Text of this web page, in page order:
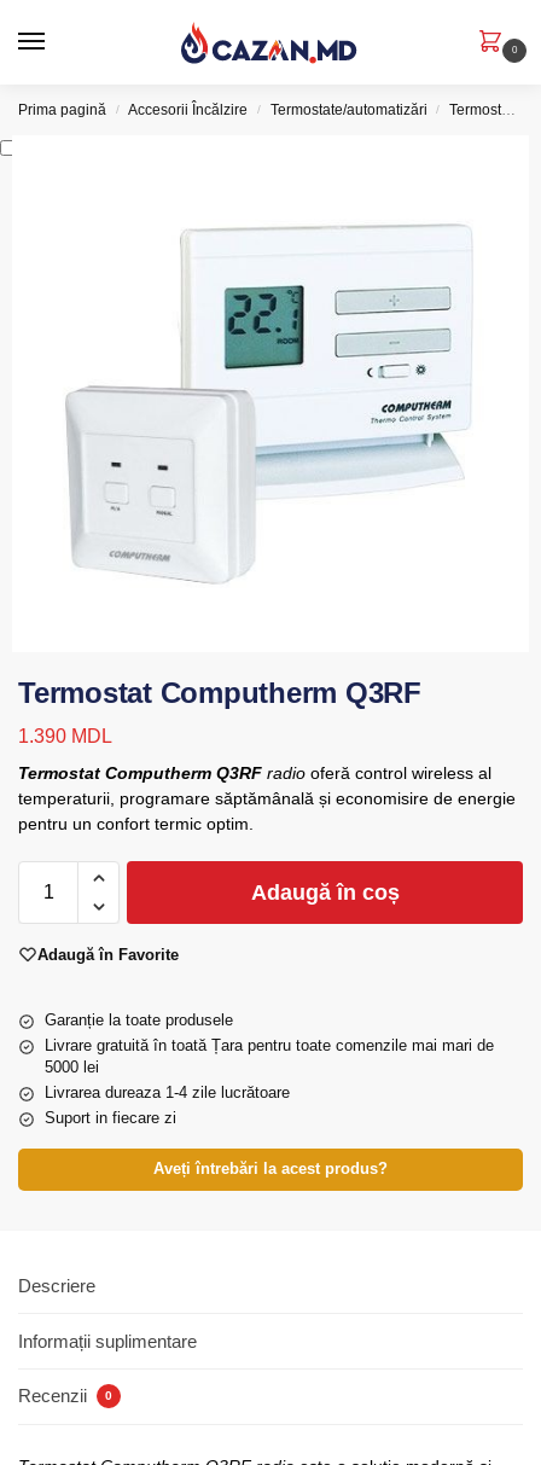
0
Prima pagină / Accesorii Încălzire / Termostate/automatizări / Termostate de ambient
Termostat Computherm Q3RF
1.390 MDL
Termostat Computherm Q3RF radio oferă control wireless al
temperaturii, programare săptămânală și economisire de energie
pentru un confort termic optim.
Adaugă în coș
Adaugă în Favorite
Garanție la toate produsele
Livrare gratuită în toată Țara pentru toate comenzile mai mari de
5000 lei
Livrarea dureaza 1-4 zile lucrătoare
Suport in fiecare zi
Aveți întrebări la acest produs?
Descriere
Informații suplimentare
Recenzii 0